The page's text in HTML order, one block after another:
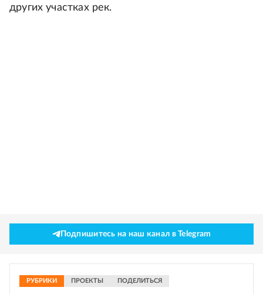
других участках рек.
Подпишитесь на наш канал в Telegram
РУБРИКИ ПРОЕКТЫ ПОДЕЛИТЬСЯ